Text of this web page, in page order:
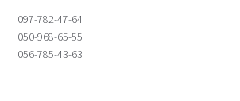
097-782-47-64
050-968-65-55
056-785-43-63